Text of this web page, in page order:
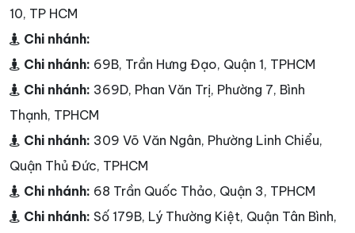
10, TP HCM
Chi nhánh:
Chi nhánh: 69B, Trần Hưng Đạo, Quận 1, TPHCM
Chi nhánh: 369D, Phan Văn Trị, Phường 7, Bình
Thạnh, TPHCM
Chi nhánh: 309 Võ Văn Ngân, Phường Linh Chiểu,
Quận Thủ Đức, TPHCM
Chi nhánh: 68 Trần Quốc Thảo, Quận 3, TPHCM
Chi nhánh: Số 179B, Lý Thường Kiệt, Quận Tân Bình,